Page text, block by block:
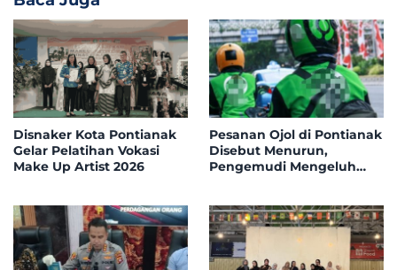
Disnaker Kota Pontianak
Gelar Pelatihan Vokasi
Make Up Artist 2026
Pesanan Ojol di Pontianak
Disebut Menurun,
Pengemudi Mengeluh